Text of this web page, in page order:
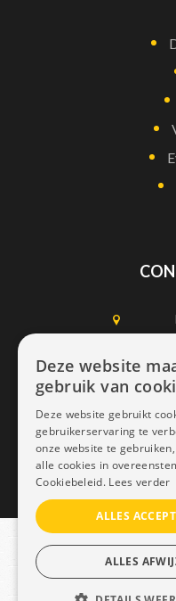
Copyright ©
Deze website
gebruik van
Deze website gebruikt
gebruikerservaring te
onze website te
alle cookies in
Cookiebeleid. Lees verder
ALLES
ALLES